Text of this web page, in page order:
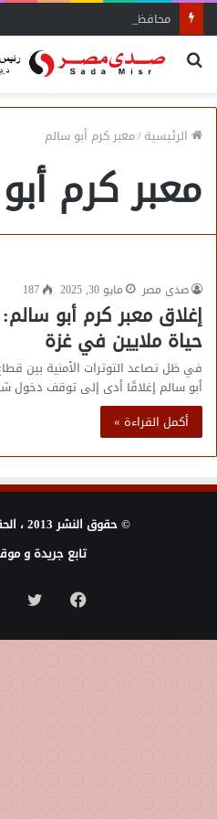
محافظ سوهاج يشدد على الإزالة
بحث
الرئيسية/معبر كرم أبو سالم
معبر كرم
صدى مصر
مايو 30, 2025 187
إغلاق معبر كرم أبو
حياة ملايين في غزة
في ظل تصاعد التوترات الأمنية بين
أبو سالم إغلاقًا أدى إلى توقف دخول
أكمل القراءة »
© حقوق النشر 2013 ، الحقوق محفوظة |
تابع جريدة و
فيسبوك